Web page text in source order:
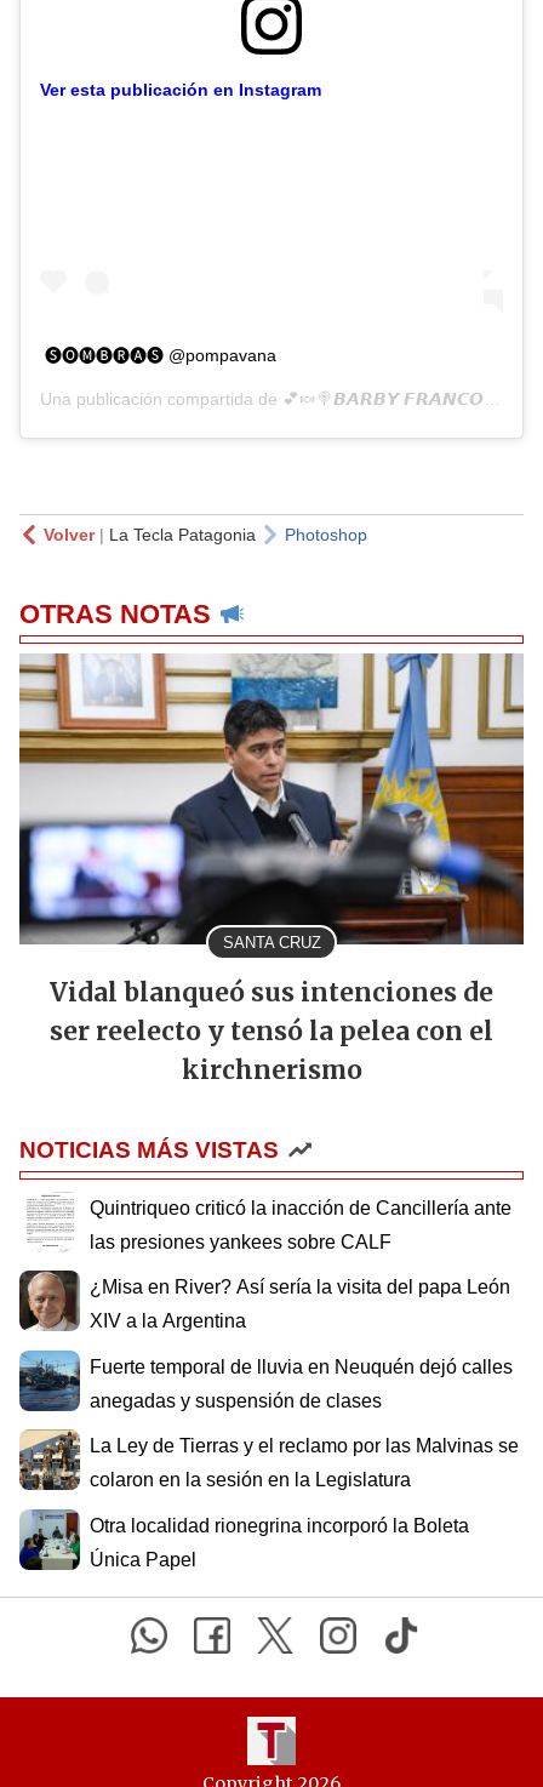
Ver esta publicación en Instagram
🅢🅞🅜🅑🅡🅐🅢 @pompavana
Una publicación compartida de 💕🍬🍭𝘽𝘼𝙍𝘽𝙔 𝙁𝙍𝘼𝙉𝘾𝙊 🍭🍬💕
Volver| La Tecla Patagonia Photoshop
OTRAS NOTAS
SANTA CRUZ
Vidal blanqueó sus intenciones de
ser reelecto y tensó la pelea con el
kirchnerismo
NOTICIAS MÁS VISTAS
Quintriqueo criticó la inacción de Cancillería ante
las presiones yankees sobre CALF
¿Misa en River? Así sería la visita del papa León
XIV a la Argentina
Fuerte temporal de lluvia en Neuquén dejó calles
anegadas y suspensión de clases
La Ley de Tierras y el reclamo por las Malvinas se
colaron en la sesión en la Legislatura
Otra localidad rionegrina incorporó la Boleta
Única Papel